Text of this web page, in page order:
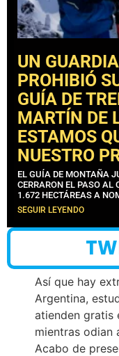
UN
PROHIBIÓ
GUÍA DE
MARTÍN DE
ESTAMOS
NUESTRO
EL GUÍA DE MONTAÑA
CERRARON EL PASO AL
1.672 HECTÁREAS A
SEGUIR LEYENDO
Así que hay
Argentina,
atienden gratis
mientras odian
Acabo de